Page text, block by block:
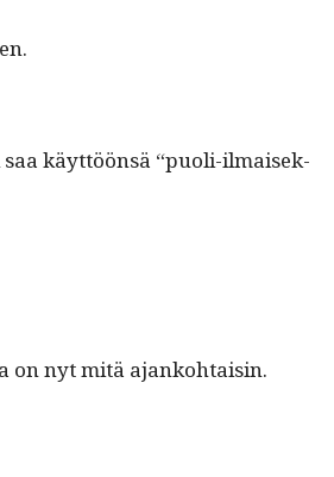
käyt­töön­sä “puoli-ilmaisek­
on nyt mitä ajankohtaisin.